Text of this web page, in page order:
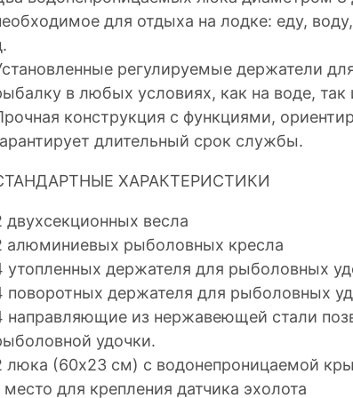
для отдыха на лодке: еду,
регулируемые держатели
в любых условиях, как на воде,
конструкция с функциями,
длительный срок службы.
ХАРАКТЕРИСТИКИ
двухсекционных весла
алюминиевых рыболовных кресла
утопленных держателя для рыболовных
поворотных держателя для рыболовных
направляющие из нержавеющей стали
удочки.
люка (60x23 см) с водонепроницаемой
место для крепления датчика эхолота